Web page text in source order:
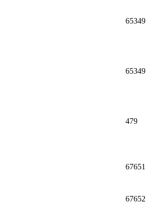
65349
65349
479
67651
67652